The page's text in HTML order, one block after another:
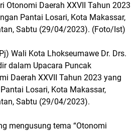
Otonomi Daerah XXVII Tahun 2023
Pantai Losari, Kota Makassar,
Sabtu (29/04/2023). (Foto/Ist)
Wali Kota Lhokseumawe Dr. Drs.
dalam Upacara Puncak
Daerah XXVII Tahun 2023 yang
Losari, Kota Makassar,
Sabtu (29/04/2023).
mengusung tema “Otonomi